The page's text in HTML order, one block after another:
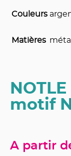
Couleurs
Matières métal
motif
A partir